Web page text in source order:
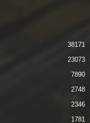
38171
23073
7890
2748
2346
1781